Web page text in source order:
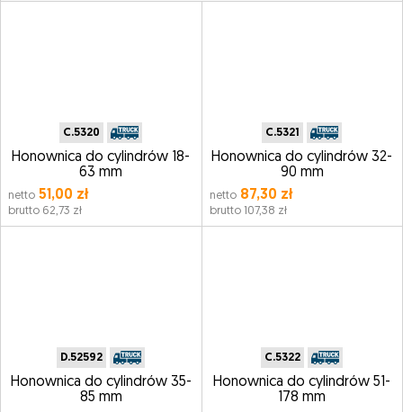
C.5320
Honownica do cylindrów 18-
63 mm
netto 51,00 zł
brutto 62,73 zł
C.5321
Honownica do cylindrów 32-
90 mm
netto87,30 zł
brutto 107,38 zł
D.52592
Honownica do cylindrów 35-
85 mm
C.5322
Honownica do cylindrów 51-
178 mm